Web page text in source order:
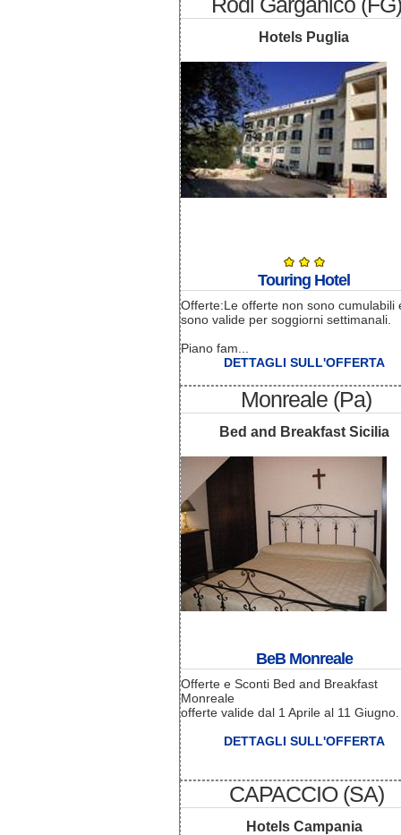
Hotels Puglia
Touring Hotel
Offerte:Le offerte non sono cumulabili
sono valide per soggiorni settimanali.
Piano fam...
DETTAGLI SULL'OFFERTA
Monreale (Pa)
Bed and Breakfast Sicilia
BeB Monreale
Offerte e Sconti Bed and Breakfast
Monreale
offerte valide dal 1 Aprile al 11 Giugno.
DETTAGLI SULL'OFFERTA
CAPACCIO (SA)
Hotels Campania